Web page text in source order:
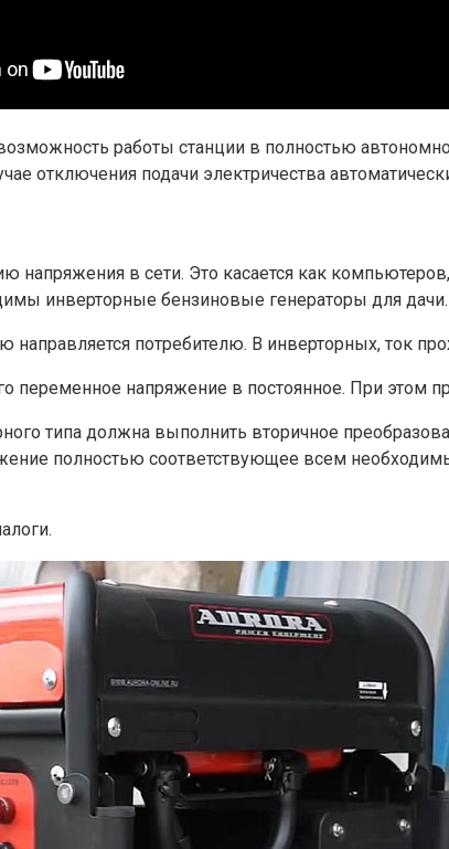
работы станции в полностью
отключения подачи электричества
в сети. Это касается как
инверторные бензиновые генераторы для
потребителю. В инверторных, ток
переменное напряжение в постоянное. При этом
типа должна выполнить вторичное
полностью соответствующее всем